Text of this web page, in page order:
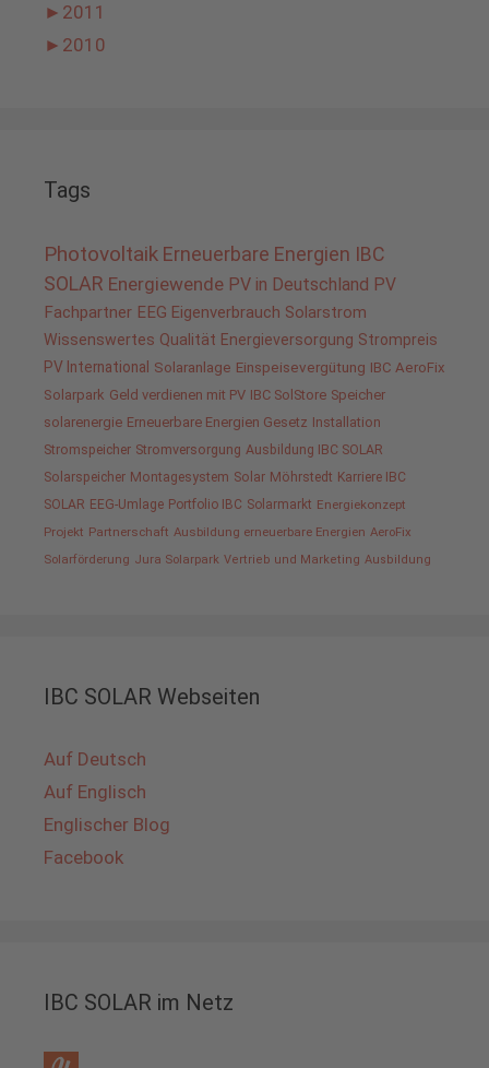
► 2011
► 2010
Tags
Photovoltaik Erneuerbare Energien IBC
SOLAR Energiewende PV in Deutschland PV
Fachpartner EEG Eigenverbrauch Solarstrom
Wissenswertes Qualität Energieversorgung Strompreis
PV International Solaranlage Einspeisevergütung IBC AeroFix
Solarpark Geld verdienen mit PV IBC SolStore Speicher
solarenergie Erneuerbare Energien Gesetz Installation
Stromspeicher Stromversorgung Ausbildung IBC SOLAR
Solarspeicher Montagesystem Solar Möhrstedt Karriere IBC
SOLAR EEG-Umlage Portfolio IBC Solarmarkt Energiekonzept
Projekt Partnerschaft Ausbildung erneuerbare Energien AeroFix
Solarförderung Jura Solarpark Vertrieb und Marketing Ausbildung
IBC SOLAR Webseiten
Auf Deutsch
Auf Englisch
Englischer Blog
Facebook
IBC SOLAR im Netz